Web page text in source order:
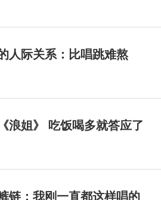
人际关系：比唱跳难熬
浪姐》 吃饭喝多就答应了
链：我刚一直都这样唱的